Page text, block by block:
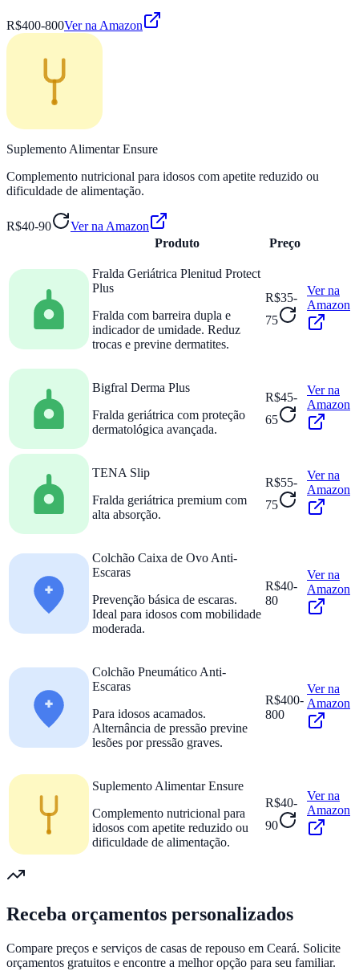
R$400-800Ver na Amazon
Suplemento Alimentar Ensure
Complemento nutricional para idosos com apetite reduzido ou
dificuldade de alimentação.
R$40-90
Ver na Amazon
Produto
Preço
Fralda Geriátrica Plenitud Protect
Plus
Fralda com barreira dupla e
indicador de umidade. Reduz
trocas e previne dermatites.
R$35-
75
Ver na
Amazon
Bigfral Derma Plus
Fralda geriátrica com proteção
dermatológica avançada.
R$45-
65
Ver na
Amazon
TENA Slip
Fralda geriátrica premium com
alta absorção.
R$55-
75
Ver na
Amazon
Colchão Caixa de Ovo Anti-
Escaras
Prevenção básica de escaras.
Ideal para idosos com mobilidade
moderada.
R$40-
80
Ver na
Amazon
Colchão Pneumático Anti-
Escaras
Para idosos acamados.
Alternância de pressão previne
lesões por pressão graves.
R$400-
800
Ver na
Amazon
Suplemento Alimentar Ensure
Complemento nutricional para
idosos com apetite reduzido ou
dificuldade de alimentação.
R$40-
90
Ver na
Amazon
Receba orçamentos personalizados
Compare preços e serviços de casas de repouso em Ceará. Solicite
orçamentos gratuitos e encontre a melhor opção para seu familiar.